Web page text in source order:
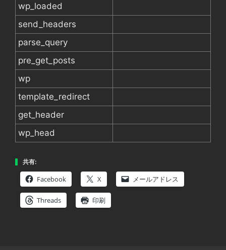
wp_loaded
send_headers
parse_query
pre_get_posts
wp
template_redirect
get_header
wp_head
共有:
Facebook X メールアドレス
Threads 印刷